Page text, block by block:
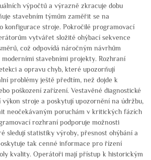
výpočtů a výrazně zkracuje dobu
stavebním týmům zaměřit se na
konfigurace stroje. Pokročilé programovací
vytvářet složité ohýbací sekvence
což odpovídá náročným návrhům
stavebními projekty. Rozhraní
a opravu chyb, které upozorňují
problémy ještě předtím, než dojde k
poškození zařízení. Vestavěné diagnostické
výkon stroje a poskytují upozornění na údržbu,
neočekávaným poruchám v kritických fázích
rozhraní podporuje možnosti
sledují statistiky výroby, přesnost ohýbání a
tak cenné informace pro řízení
kvality. Operátoři mají přístup k historickým